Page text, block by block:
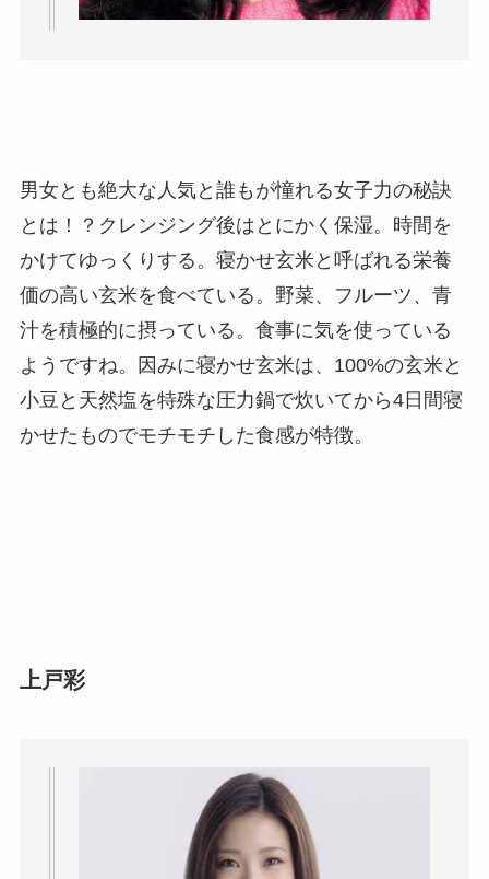
男女とも絶大な人気と誰もが憧れる女子力の秘訣
とは！？クレンジング後はとにかく保湿。時間を
かけてゆっくりする。寝かせ玄米と呼ばれる栄養
価の高い玄米を食べている。野菜、フルーツ、青
汁を積極的に摂っている。食事に気を使っている
ようですね。因みに寝かせ玄米は、100%の玄米と
小豆と天然塩を特殊な圧力鍋で炊いてから4日間寝
かせたものでモチモチした食感が特徴。
上戸彩